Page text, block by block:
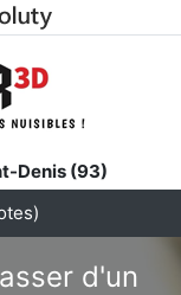
Denis (93)
d'un